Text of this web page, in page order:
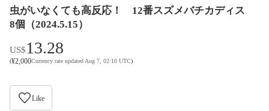
虫がいなくても高反応！ 12番スズメバチカディス
8個（2024.5.15）
US$13.28
(¥2,000Currency rate updated Aug 7, 02:10 UTC)
Like